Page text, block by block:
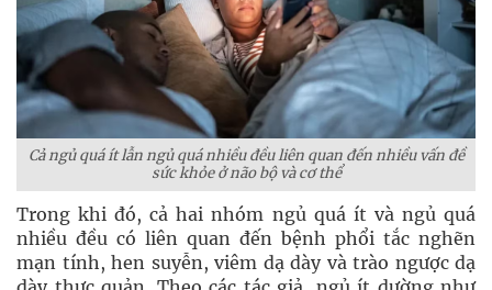
Cả ngủ quá ít lẫn ngủ quá nhiều đều liên quan đến nhiều vấn đề
sức khỏe ở não bộ và cơ thể
Trong khi đó, cả hai nhóm ngủ quá ít và ngủ quá
nhiều đều có liên quan đến bệnh phổi tắc nghẽn
mạn tính, hen suyễn, viêm dạ dày và trào ngược dạ